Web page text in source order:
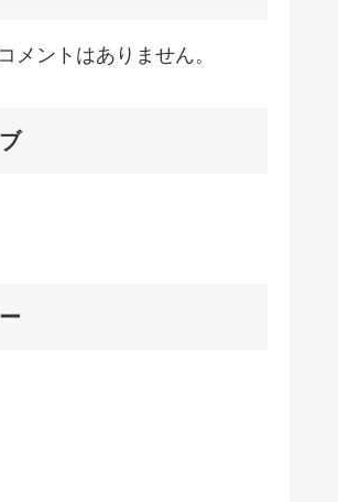
メントはありません。